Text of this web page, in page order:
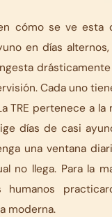
cómo se ve
en días
Cada uno
TRE pertenece a
días de casi
una ventana
no llega. Para la
humanos
moderna.